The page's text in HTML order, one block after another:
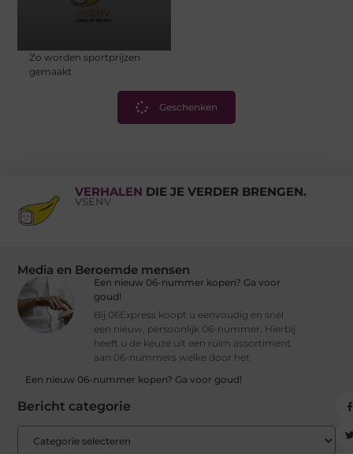
Zo worden sportprijzen
gemaakt
Geschenken
VERHALEN DIE JE VERDER BRENGEN.
VSENV
Media en Beroemde mensen
Een nieuw 06-nummer kopen? Ga voor
goud!
Bij 06Express koopt u eenvoudig en snel
een nieuw, persoonlijk 06-nummer. Hierbij
heeft u de keuze uit een ruim assortiment
aan 06-nummers welke door het
Een nieuw 06-nummer kopen? Ga voor goud!
Bericht categorie